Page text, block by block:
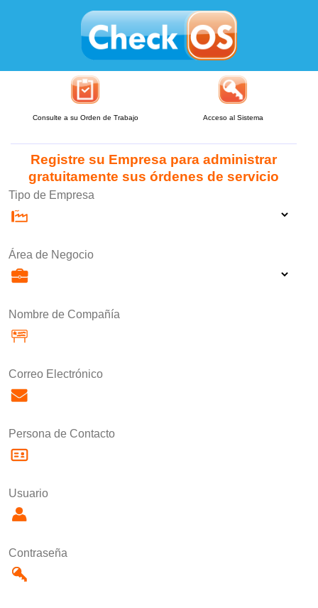
Consulte a su Orden de Trabajo Acceso al Sistema
Registre su Empresa para administrar
gratuitamente sus órdenes de servicio
Tipo de Empresa
Área de Negocio
Nombre de Compañía
Correo Electrónico
Persona de Contacto
Usuario
Contraseña